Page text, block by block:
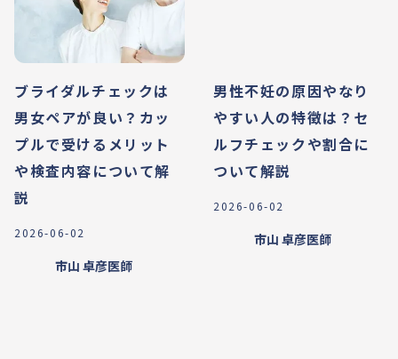
ブライダルチェックは
男女ペアが良い？カッ
プルで受けるメリット
や検査内容について解
説
2026-06-02
市山 卓彦医師
男性不妊の原因やなり
やすい人の特徴は？セ
ルフチェックや割合に
ついて解説
2026-06-02
市山 卓彦医師